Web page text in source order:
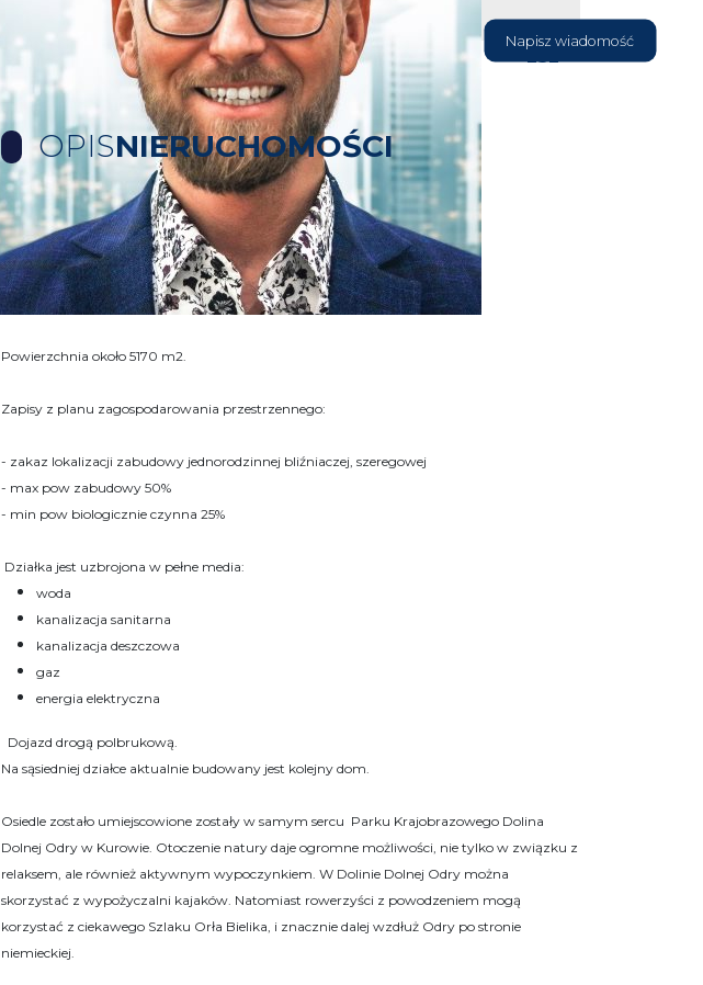
604 177
232
Napisz wiadomość
OPISNIERUCHOMOŚCI
KURÓW --- JEDYNA DZIAŁKA Z DOSTĘPEM DO ODRY
Z DOSKONAŁĄ INFRASTRUKTURĄ
Działka pięknie położona z horyzontalnym widokiem na Międzyodrze.
Powierzchnia około 5170 m2.
Zapisy z planu zagospodarowania przestrzennego:
- zakaz lokalizacji zabudowy jednorodzinnej bliźniaczej, szeregowej
- max pow zabudowy 50%
- min pow biologicznie czynna 25%
Działka jest uzbrojona w pełne media:
woda
kanalizacja sanitarna
kanalizacja deszczowa
gaz
energia elektryczna
Dojazd drogą polbrukową.
Na sąsiedniej działce aktualnie budowany jest kolejny dom.
Osiedle zostało umiejscowione zostały w samym sercu Parku Krajobrazowego Dolina
Dolnej Odry w Kurowie. Otoczenie natury daje ogromne możliwości, nie tylko w związku z
relaksem, ale również aktywnym wypoczynkiem. W Dolinie Dolnej Odry można
skorzystać z wypożyczalni kajaków. Natomiast rowerzyści z powodzeniem mogą
korzystać z ciekawego Szlaku Orła Bielika, i znacznie dalej wzdłuż Odry po stronie
niemieckiej.